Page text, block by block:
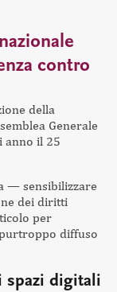
contro
della
Generale
anno il 25
— sensibilizzare
dei diritti
per
diffuso
spazi digitali